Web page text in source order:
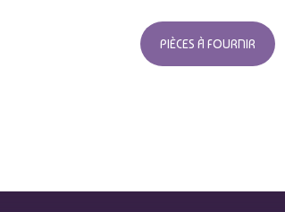
PIÈCES À FOURNIR